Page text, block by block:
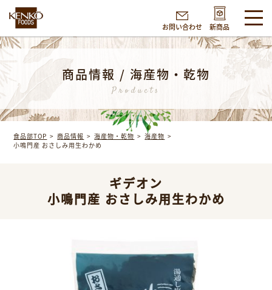
お問い合わせ 新商品
商品情報 / 海産物・乾物
Products
食品部TOP 商品情報 海産物・乾物
海産物
小鳴門産 おさしみ用生わかめ
ギデオン
小鳴門産 おさしみ用生わかめ